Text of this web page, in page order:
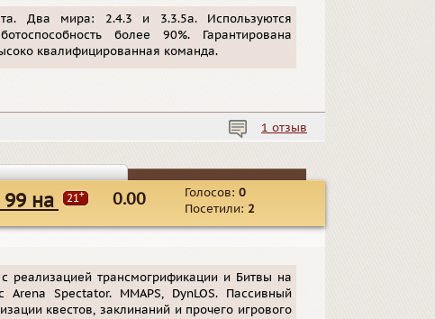
Два мира: 2.4.3 и 3.3.5а. Используются
более 90%. Гарантирована
квалифицированная команда.
1 отзыв
на x100
21+ Голосов: 0
Посетили: 2
0.00
реализацией трансмогрификации и Битвы на
Spectator. MMAPS, DynLOS. Пассивный
квестов, заклинаний и прочего игрового